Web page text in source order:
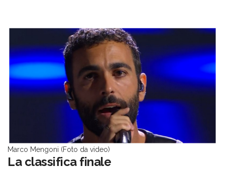
Marco Mengoni (Foto da video)
La classifica finale